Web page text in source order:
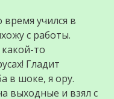
учился в
с работы.
то
Гладит
в шоке, я ору.
выходные и взял с